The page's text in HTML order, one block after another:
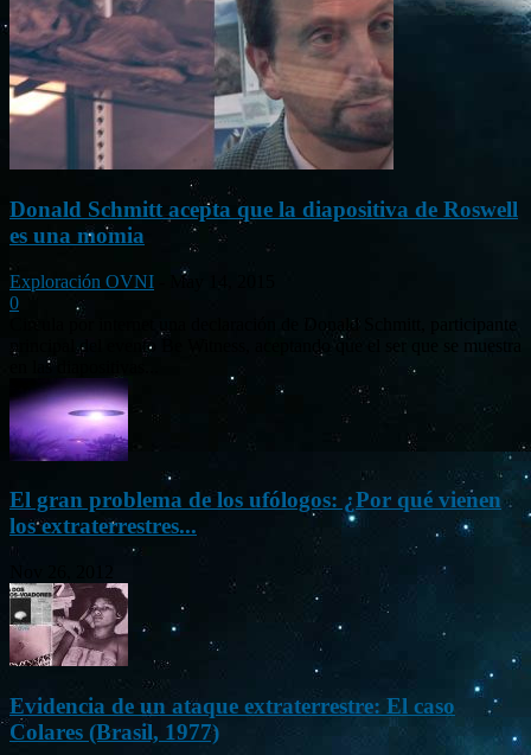
Donald Schmitt acepta que la diapositiva de Roswell
es una momia
Exploración OVNI
May 14, 2015
0
Circula por internet una declaración de Donald Schmitt, participante
principal del evento Be Witness, aceptando que el ser que se muestra
en las diapositivas...
El gran problema de los ufólogos: ¿Por qué vienen
los extraterrestres...
Evidencia de un ataque extraterrestre: El caso
Colares (Brasil, 1977)